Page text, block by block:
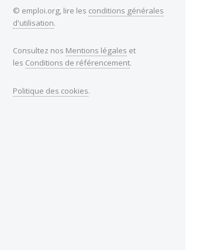
© emploi.org, lire les conditions générales
d'utilisation.
Consultez nos Mentions légales et
les Conditions de référencement.
Politique des cookies.